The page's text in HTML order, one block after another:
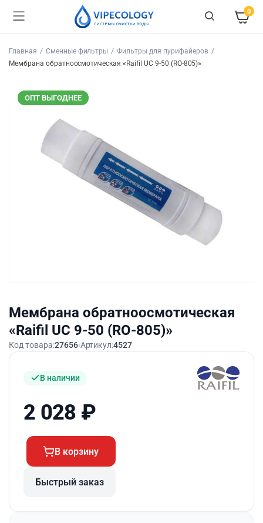
0
Главная Сменные фильтры
Фильтры для пурифайеров
Мембрана обратноосмотическая «Raifil UC 9-50 (RO-805)»
ОПТ ВЫГОДНЕЕ
Мембрана обратноосмотическая
«Raifil UC 9-50 (RO-805)»
Код товара:27656 Артикул:4527
В наличии
2 028 ₽
В корзину
Быстрый заказ